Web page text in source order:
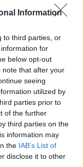
Information
to third parties, or
for
below opt-out
note that after your
seeing
utilized by
parties prior to
of the further
third parties on the
information may
the IAB’s List of
disclose it to other
Soluciones para mejorar
la calidad del diseño en
tu sector con impresoras